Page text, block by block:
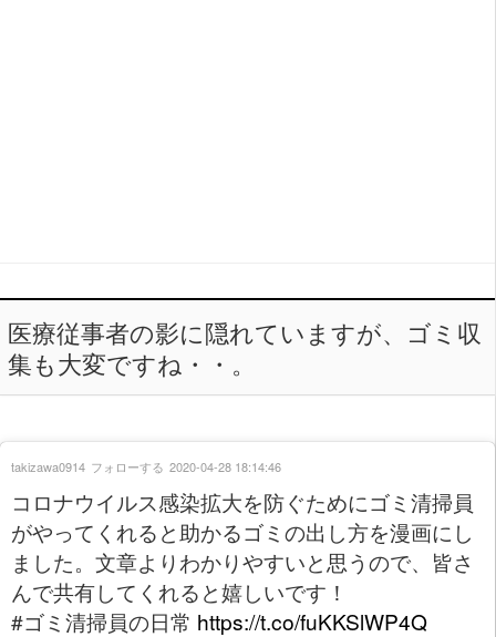
医療従事者の影に隠れていますが、ゴミ収
集も大変ですね・・。
コロナウイルス感染拡大を防ぐためにゴミ清掃員
がやってくれると助かるゴミの出し方を漫画にし
ました。文章よりわかりやすいと思うので、皆さ
んで共有してくれると嬉しいです！
#ゴミ清掃員の日常 https://t.co/fuKKSlWP4Q
takizawa0914 フォローする 2020-04-28 18:14:46